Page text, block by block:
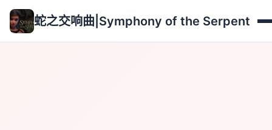
蛇之交响曲|Symphony of the Serpent